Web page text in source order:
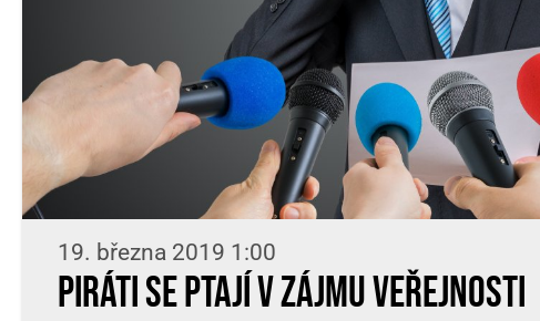
19. března 2019 1:00
Piráti se ptají v zájmu veřejnosti